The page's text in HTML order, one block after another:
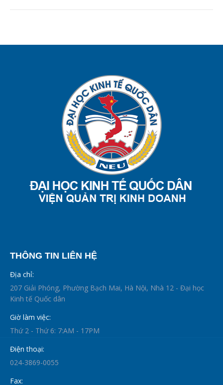
THÔNG TIN LIÊN HỆ
Địa chỉ:
207 Giải Phóng, Phường Bạch Mai, Hà Nội, Nhà 12 - Đại học
Kinh tế Quốc dân
Giờ làm việc:
Thứ 2 - Thứ 6: 7:AM - 17PM
Điện thoại:
024-3869-0055
Fax: